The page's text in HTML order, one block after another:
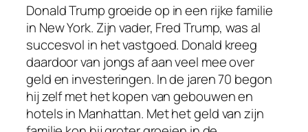
Donald Trump groeide op in een rijke familie
in New York. Zijn vader, Fred Trump, was al
succesvol in het vastgoed. Donald kreeg
daardoor van jongs af aan veel mee over
geld en investeringen. In de jaren 70 begon
hij zelf met het kopen van gebouwen en
hotels in Manhattan. Met het geld van zijn